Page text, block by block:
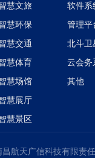
限制，可针对不同的
原点之间相互不依赖
定的时间点自动切换
无缝对接
WSUS实现
慧文旅
慧环保
慧交通
慧体育
慧场馆
慧展厅
慧景区
软件系
管理平
北斗卫
云会务
其他
航天广信科技有限责